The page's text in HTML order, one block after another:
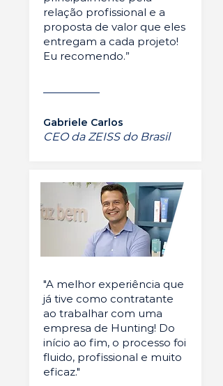
relação profissional e a
proposta de valor que eles
entregam a cada projeto!
Eu recomendo.”
Gabriele Carlos
CEO da ZEISS do Brasil
"A melhor experiência que
já tive como contratante
ao trabalhar com uma
empresa de Hunting! Do
início ao fim, o processo foi
fluido, profissional e muito
eficaz."